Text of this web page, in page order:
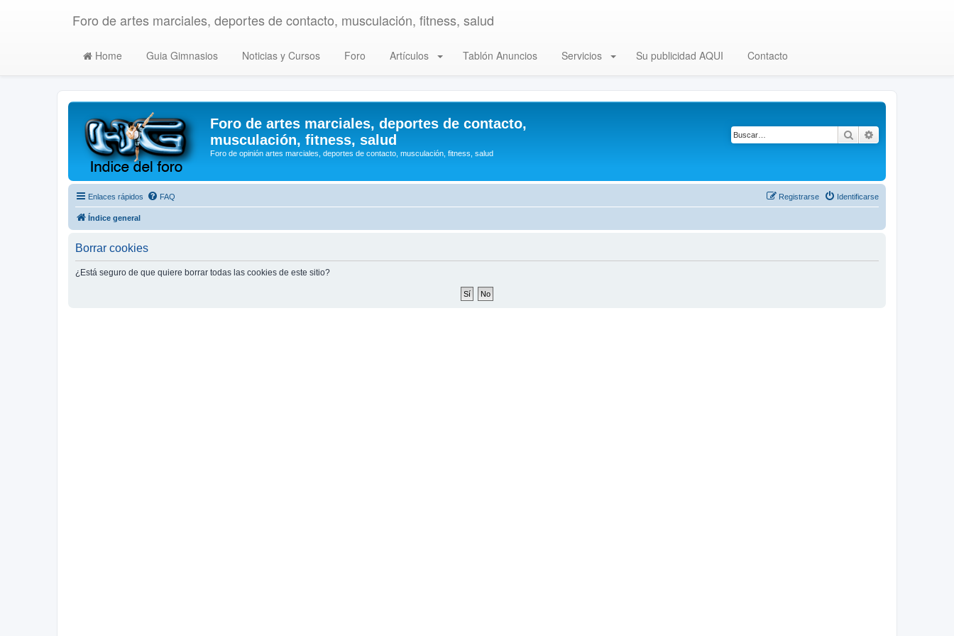
Foro de artes marciales, deportes de contacto, musculación, fitness, salud
Home Guia Gimnasios Noticias y Cursos Foro Artículos Tablón Anuncios Servicios Su publicidad AQUI Contacto
Foro de artes marciales, deportes de contacto,
musculación, fitness, salud
Foro de opinión artes marciales, deportes de contacto, musculación, fitness, salud
Buscar
Enlaces rápidos FAQ Identificarse
Registrarse
Índice general
Borrar cookies
¿Está seguro de que quiere borrar todas las cookies de este sitio?